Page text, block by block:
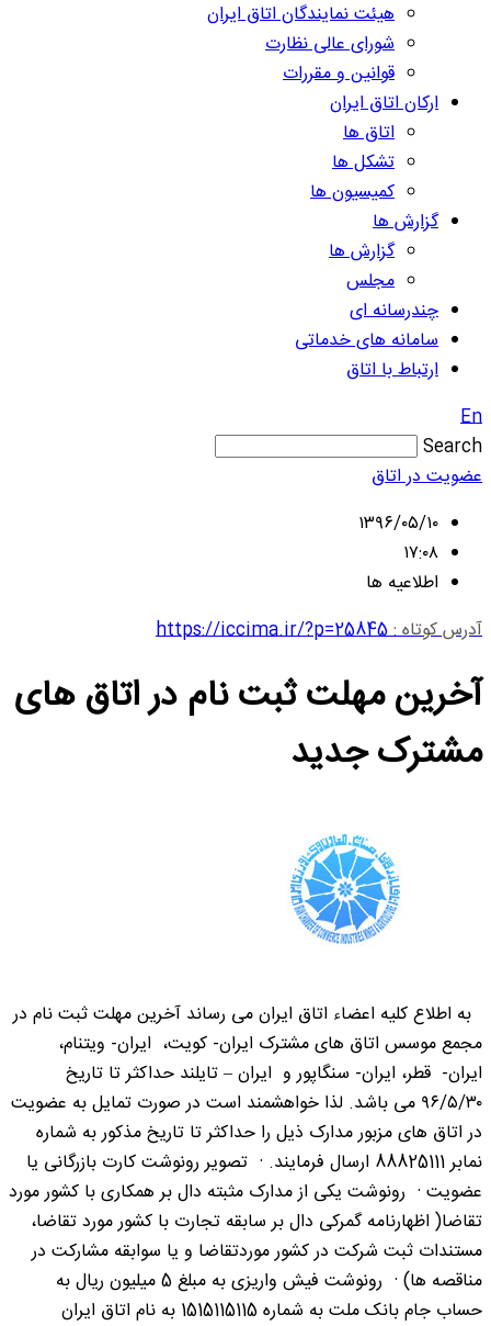
هیئت نمایندگان اتاق ایران
شورای عالی نظارت
قوانین و مقررات
ارکان اتاق ایران
اتاق ها
تشکل ها
کمیسیون ها
گزارش ها
گزارش ها
مجلس
چندرسانه ای
سامانه های خدماتی
ارتباط با اتاق
En
Search
عضویت در اتاق
۱۳۹۶/۰۵/۱۰
۱۷:۰۸
اطلاعیه ها
آدرس کوتاه :https://iccima.ir/?p=25845
آخرین مهلت ثبت نام در اتاق های
مشترک جدید
به اطلاع کلیه اعضاء اتاق ایران می رساند آخرین مهلت ثبت نام در
مجمع موسس اتاق های مشترک ایران- کویت، ایران- ویتنام،
ایران- قطر، ایران- سنگاپور و ایران – تایلند حداکثر تا تاریخ
۹۶/۵/۳۰ می باشد. لذا خواهشمند است در صورت تمایل به عضویت
در اتاق های مزبور مدارک ذیل را حداکثر تا تاریخ مذکور به شماره
نمابر 88825111 ارسال فرمایند. · تصویر رونوشت کارت بازرگانی یا
عضویت · رونوشت یکی از مدارک مثبته دال بر همکاری با کشور مورد
تقاضا( اظهارنامه‌ گمرکی دال بر سابقه تجارت با کشور مورد تقاضا،
مستندات ثبت شرکت در کشور موردتقاضا و یا سوابقه مشارکت در
مناقصه ها) · رونوشت فیش واریزی به مبلغ 5 میلیون ریال به
حساب جام بانک ملت به شماره 1515115115 به نام اتاق ایران